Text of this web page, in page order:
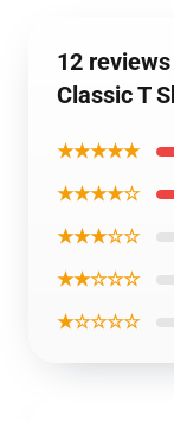
12
Classic T
★★★★★
★★★★☆
★★★☆☆
★★☆☆☆
★☆☆☆☆